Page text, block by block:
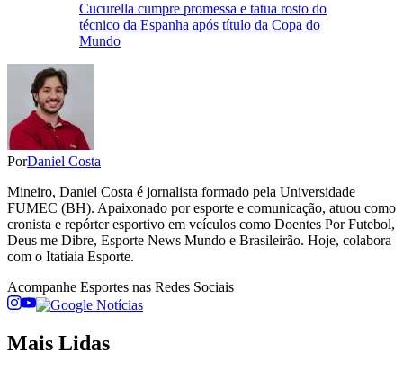
Cucurella cumpre promessa e tatua rosto do
técnico da Espanha após título da Copa do
Mundo
PorDaniel Costa
Mineiro, Daniel Costa é jornalista formado pela Universidade
FUMEC (BH). Apaixonado por esporte e comunicação, atuou como
cronista e repórter esportivo em veículos como Doentes Por Futebol,
Deus me Dibre, Esporte News Mundo e Brasileirão. Hoje, colabora
com o Itatiaia Esporte.
Acompanhe Esportes nas Redes Sociais
Mais Lidas